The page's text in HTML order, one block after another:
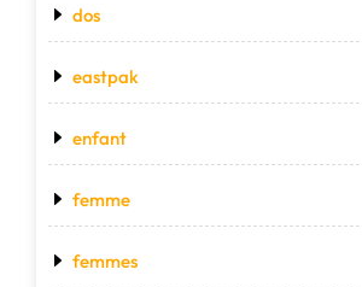
dos
eastpak
enfant
femme
femmes